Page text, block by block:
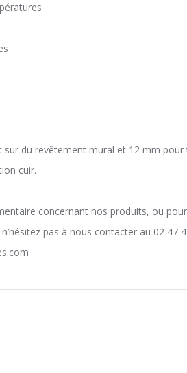
sur du revêtement mural et 12 mm
cuir.
concernant nos produits, ou
pas à nous contacter au 02 47